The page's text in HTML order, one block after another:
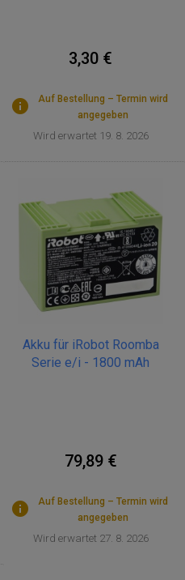
3,30 €
Auf Bestellung – Termin wird
angegeben
Wird erwartet 19. 8. 2026
Akku für iRobot Roomba
Serie e/i - 1800 mAh
79,89 €
Auf Bestellung – Termin wird
angegeben
Wird erwartet 27. 8. 2026